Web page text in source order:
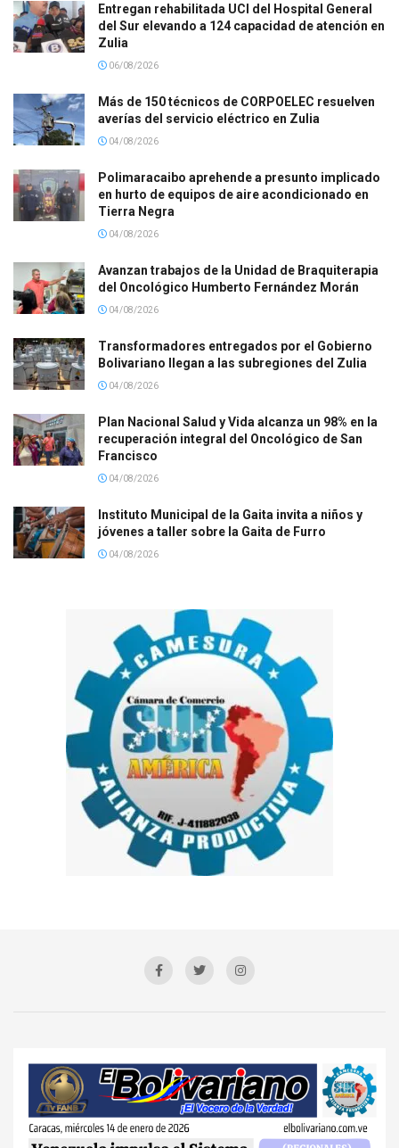
Entregan rehabilitada UCI del Hospital General
del Sur elevando a 124 capacidad de atención en
Zulia
06/08/2026
Más de 150 técnicos de CORPOELEC resuelven
averías del servicio eléctrico en Zulia
04/08/2026
Polimaracaibo aprehende a presunto implicado
en hurto de equipos de aire acondicionado en
Tierra Negra
04/08/2026
Avanzan trabajos de la Unidad de Braquiterapia
del Oncológico Humberto Fernández Morán
04/08/2026
Transformadores entregados por el Gobierno
Bolivariano llegan a las subregiones del Zulia
04/08/2026
Plan Nacional Salud y Vida alcanza un 98% en la
recuperación integral del Oncológico de San
Francisco
04/08/2026
Instituto Municipal de la Gaita invita a niños y
jóvenes a taller sobre la Gaita de Furro
04/08/2026